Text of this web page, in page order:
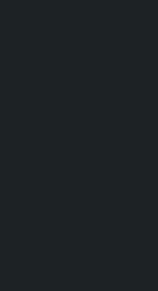
प्रवासी श्रमिकों
ब्रिटेन भेजने के
पीएम मोदी का